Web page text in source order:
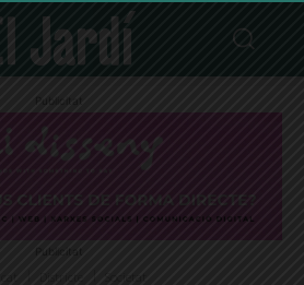
Publicitat
Publicitat